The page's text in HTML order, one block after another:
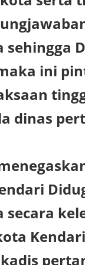
sehingga
ini
dinas
secara